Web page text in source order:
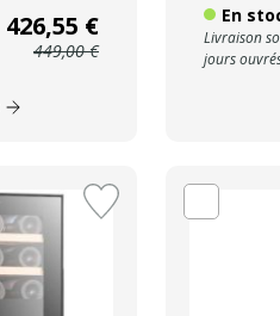
426,55 €
449,00 €
En
Livraison
jours